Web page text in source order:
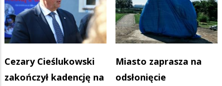
Cezary Cieślukowski
zakończył kadencję na
Miasto zaprasza na
odsłonięcie